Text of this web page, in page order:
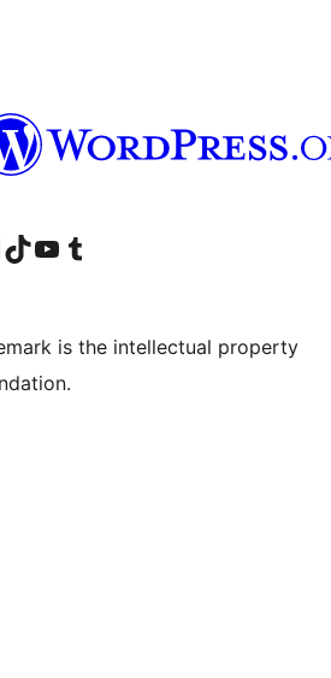
account
LinkedIn account
ہمارے ٹک ٹاک اکاؤنٹ پر جائیں
Visit our YouTube channel
ہمارے ٹمبلر اکاؤنٹ پر جائیں
is the intellectual property